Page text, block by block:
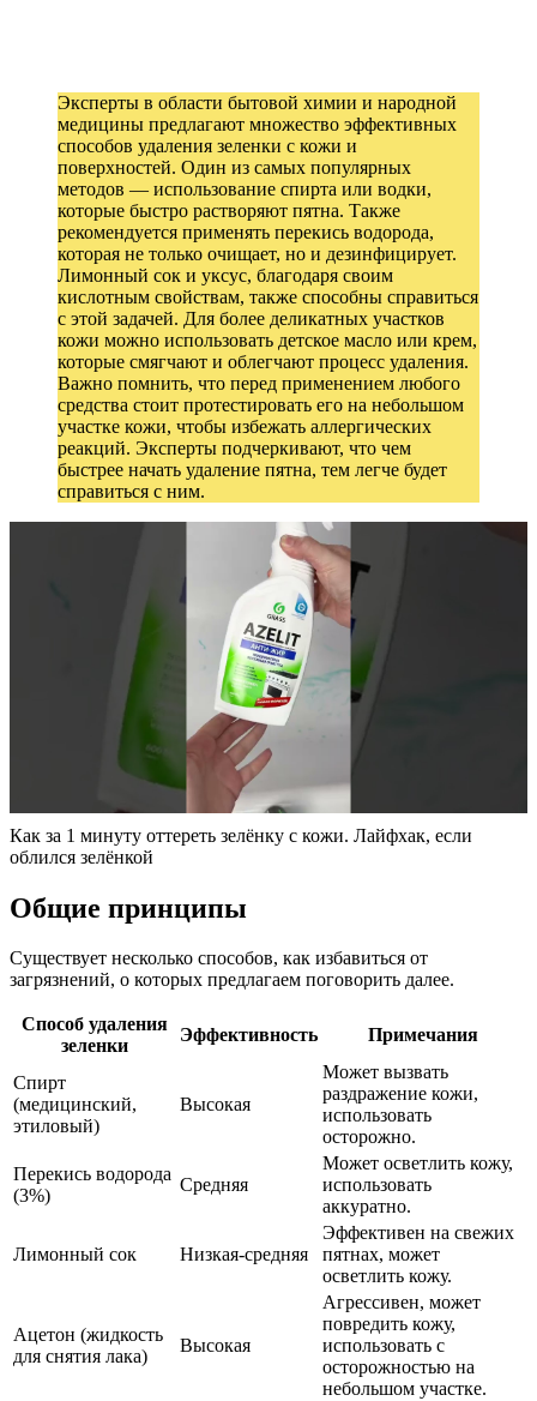
Эксперты в области бытовой химии и народной
медицины предлагают множество эффективных
способов удаления зеленки с кожи и
поверхностей. Один из самых популярных
методов — использование спирта или водки,
которые быстро растворяют пятна. Также
рекомендуется применять перекись водорода,
которая не только очищает, но и дезинфицирует.
Лимонный сок и уксус, благодаря своим
кислотным свойствам, также способны справиться
с этой задачей. Для более деликатных участков
кожи можно использовать детское масло или крем,
которые смягчают и облегчают процесс удаления.
Важно помнить, что перед применением любого
средства стоит протестировать его на небольшом
участке кожи, чтобы избежать аллергических
реакций. Эксперты подчеркивают, что чем
быстрее начать удаление пятна, тем легче будет
справиться с ним.
Как за 1 минуту оттереть зелёнку с кожи. Лайфхак, если
облился зелёнкой
Общие принципы
Существует несколько способов, как избавиться от
загрязнений, о которых предлагаем поговорить далее.
Способ удаления
зеленки
Эффективность Примечания
Спирт
(медицинский,
этиловый)
Высокая
Может вызвать
раздражение кожи,
использовать
осторожно.
Перекись водорода
(3%)
Средняя
Может осветлить кожу,
использовать
аккуратно.
Лимонный сок Низкая-средняя
Эффективен на свежих
пятнах, может
осветлить кожу.
Ацетон (жидкость
для снятия лака)
Высокая
Агрессивен, может
повредить кожу,
использовать с
осторожностью на
небольшом участке.